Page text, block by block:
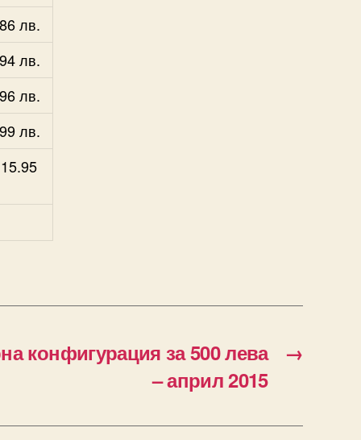
лв.
лв.
лв.
лв.
→
конфигурация за 500 лева
– април 2015